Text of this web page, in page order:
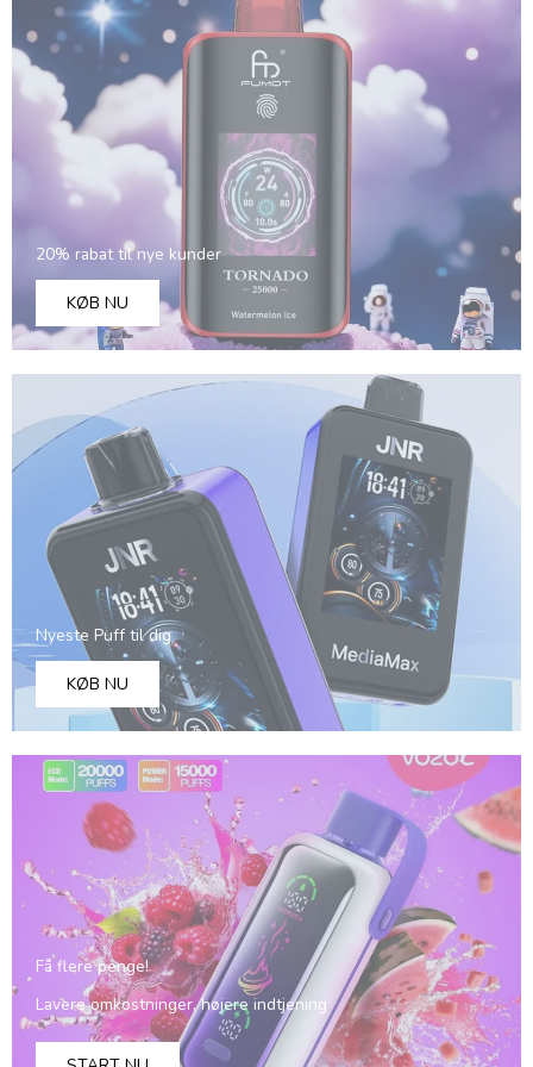
20% rabat til nye kunder
KØB NU
Nyeste Puff til dig
KØB NU
Få flere penge!
Lavere omkostninger, højere indtjening
Slovak
Latvian
Lithuanian
Slovenian